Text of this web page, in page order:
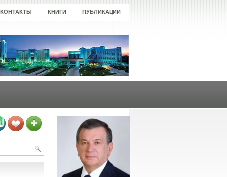
КОНТАКТЫ КНИГИ ПУБЛИКАЦИИ